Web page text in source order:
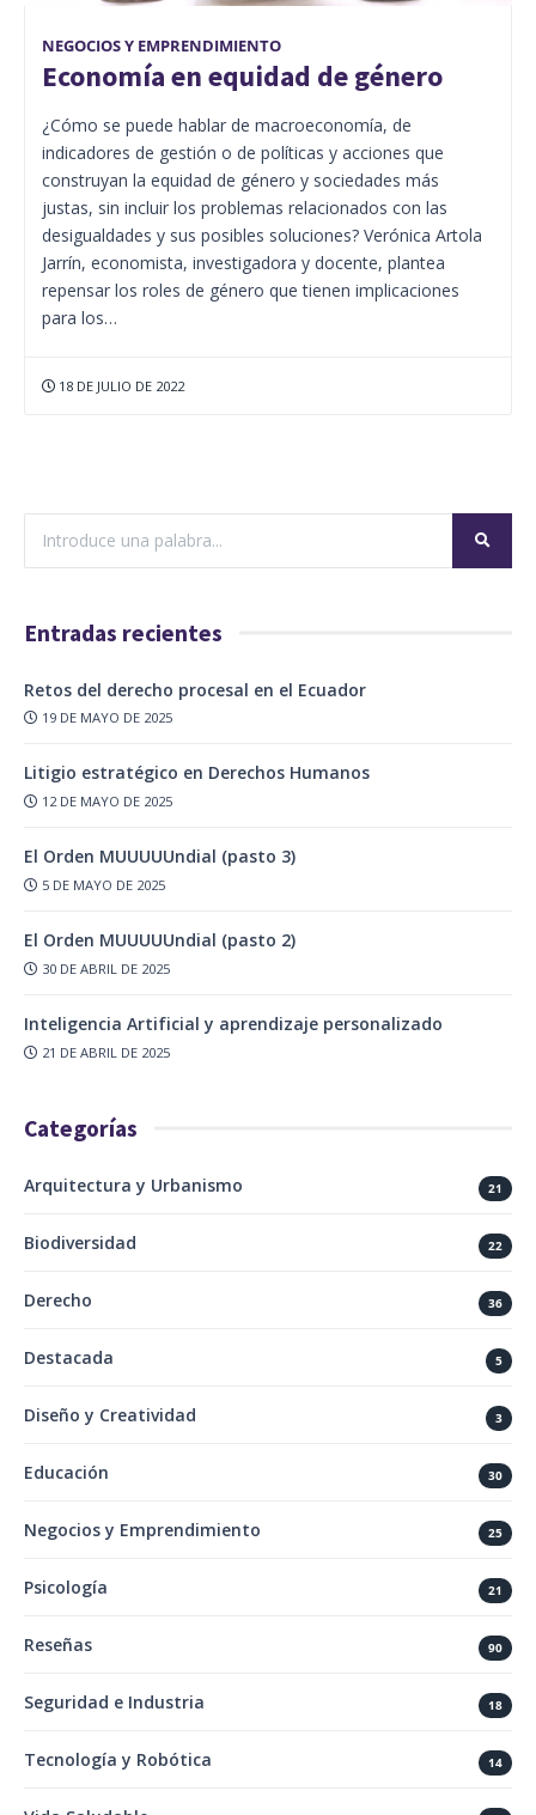
NEGOCIOS Y EMPRENDIMIENTO
Economía en equidad de género
¿Cómo se puede hablar de macroeconomía, de
indicadores de gestión o de políticas y acciones que
construyan la equidad de género y sociedades más
justas, sin incluir los problemas relacionados con las
desigualdades y sus posibles soluciones? Verónica Artola
Jarrín, economista, investigadora y docente, plantea
repensar los roles de género que tienen implicaciones
para los…
18 DE JULIO DE 2022
Entradas recientes
Retos del derecho procesal en el Ecuador
19 DE MAYO DE 2025
Litigio estratégico en Derechos Humanos
12 DE MAYO DE 2025
El Orden MUUUUUndial (pasto 3)
5 DE MAYO DE 2025
El Orden MUUUUUndial (pasto 2)
30 DE ABRIL DE 2025
Inteligencia Artificial y aprendizaje personalizado
21 DE ABRIL DE 2025
Categorías
Arquitectura y Urbanismo 21
Biodiversidad 22
Derecho 36
Destacada 5
Diseño y Creatividad 3
Educación 30
Negocios y Emprendimiento 25
Psicología 21
Reseñas 90
Seguridad e Industria 18
Tecnología y Robótica 14